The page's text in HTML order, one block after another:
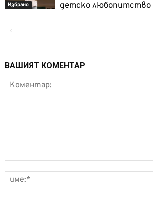
Избрано
детско любопитство
ВАШИЯТ КОМЕНТАР